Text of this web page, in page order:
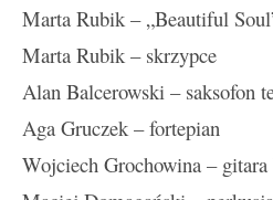
Marta Rubik – „Beautiful
Marta Rubik – skrzypce
Alan Balcerowski – saksofon
Aga Gruczek – fortepian
Wojciech Grochowina – gitara